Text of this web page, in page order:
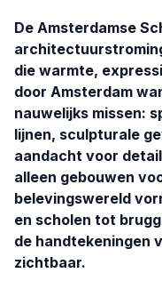
De Amsterdamse
die warmte,
door Amsterdam
nauwelijks missen:
lijnen, sculpturale
aandacht voor
alleen gebouwen
belevingswereld
en scholen tot
de handtekeningen
zichtbaar.